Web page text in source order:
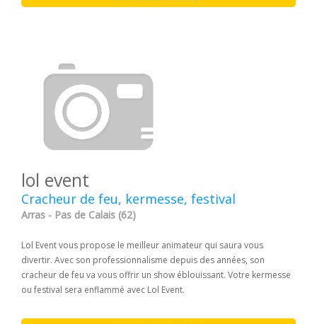
lol event
Cracheur de feu, kermesse, festival
Arras - Pas de Calais (62)
Lol Event vous propose le meilleur animateur qui saura vous
divertir. Avec son professionnalisme depuis des années, son
cracheur de feu va vous offrir un show éblouissant. Votre kermesse
ou festival sera enflammé avec Lol Event.